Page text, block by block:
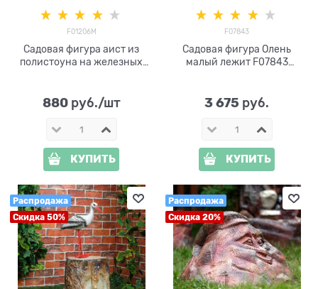
F01206M
Садовая фигура аист из
полистоуна на железных
880 руб./шт
КУПИТЬ
F07843
Садовая фигура Олень
малый лежит F07843
3 675 руб.
КУПИТЬ
Распродажа
Скидка 50%
Распродажа
Скидка 20%